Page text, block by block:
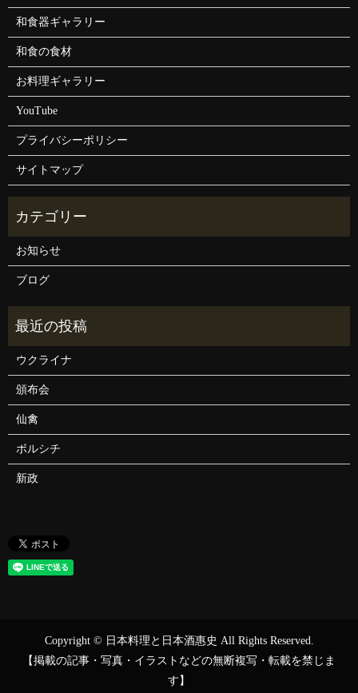
和食器ギャラリー
和食の食材
お料理ギャラリー
YouTube
プライバシーポリシー
サイトマップ
お知らせ
ブログ
ウクライナ
頒布会
仙禽
ボルシチ
新政
Copyright © 日本料理と日本酒惠史 All Rights Reserved.
【掲載の記事・写真・イラストなどの無断複写・転載を禁じま
す】